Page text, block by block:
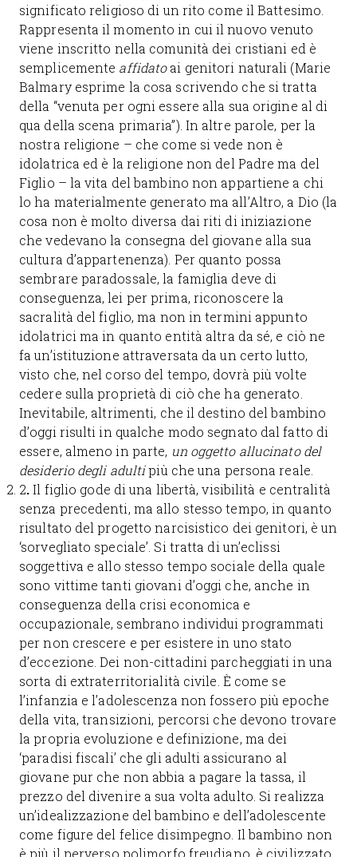
significato religioso di un rito come il Battesimo.
Rappresenta il momento in cui il nuovo venuto
viene inscritto nella comunità dei cristiani ed è
semplicemente affidatoai genitori naturali (Marie
Balmary esprime la cosa scrivendo che si tratta
della “venuta per ogni essere alla sua origine al di
qua della scena primaria”). In altre parole, per la
nostra religione – che come si vede non è
idolatrica ed è la religione non del Padre ma del
Figlio – la vita del bambino non appartiene a chi
lo ha materialmente generato ma all’Altro, a Dio (la
cosa non è molto diversa dai riti di iniziazione
che vedevano la consegna del giovane alla sua
cultura d’appartenenza). Per quanto possa
sembrare paradossale, la famiglia deve di
conseguenza, lei per prima, riconoscere la
sacralità del figlio, ma non in termini appunto
idolatrici ma in quanto entità altra da sé, e ciò ne
fa un’istituzione attraversata da un certo lutto,
visto che, nel corso del tempo, dovrà più volte
cedere sulla proprietà di ciò che ha generato.
Inevitabile, altrimenti, che il destino del bambino
d’oggi risulti in qualche modo segnato dal fatto di
essere, almeno in parte, un oggetto allucinato del
desiderio degli adultipiù che una persona reale.
2.Il figlio gode di una libertà, visibilità e centralità
senza precedenti, ma allo stesso tempo, in quanto
risultato del progetto narcisistico dei genitori, è un
‘sorvegliato speciale’. Si tratta di un’eclissi
soggettiva e allo stesso tempo sociale della quale
sono vittime tanti giovani d’oggi che, anche in
conseguenza della crisi economica e
occupazionale, sembrano individui programmati
per non crescere e per esistere in uno stato
d’eccezione. Dei non-cittadini parcheggiati in una
sorta di extraterritorialità civile. È come se
l’infanzia e l’adolescenza non fossero più epoche
della vita, transizioni, percorsi che devono trovare
la propria evoluzione e definizione, ma dei
‘paradisi fiscali’ che gli adulti assicurano al
giovane pur che non abbia a pagare la tassa, il
prezzo del divenire a sua volta adulto. Si realizza
un’idealizzazione del bambino e dell’adolescente
come figure del felice disimpegno. Il bambino non
è più il perverso polimorfo freudiano, è civilizzato